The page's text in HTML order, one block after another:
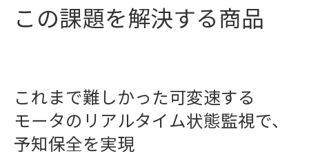
この課題を解決する商品
これまで難しかった可変速する
モータの リアルタイム状態監視で、
予知保全を実現